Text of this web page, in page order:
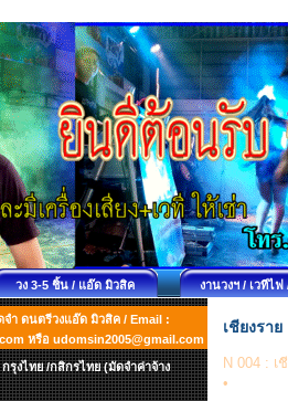
วง 3-5 ชิ้น / แอ๊ด มิวสิค งานวงฯ / เวทีไ
ำ ดนตรีวงแอ๊ด มิวสิค / Email :
หรือ udomsin2005@gmail.com
รุงไทย /กสิกรไทย (มัดจำค่าจ้าง
เชียงรา
N 004 : เ
•